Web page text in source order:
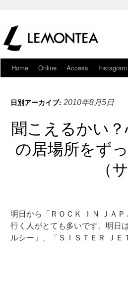
Home Online Access Instagram
日別アーカイブ: 2010年8月5日
聞こえるかい
の居場所をず
（
明日から「ＲＯＣＫ ＩＮ ＪＡ
行く人がとても多いです。明日
ルシー」、「ＳＩＳＴＥＲ Ｊ